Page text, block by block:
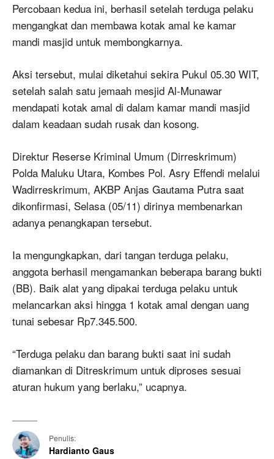
Percobaan kedua ini, berhasil setelah terduga pelaku
mengangkat dan membawa kotak amal ke kamar
mandi masjid untuk membongkarnya.
Aksi tersebut, mulai diketahui sekira Pukul 05.30 WIT,
setelah salah satu jemaah mesjid Al-Munawar
mendapati kotak amal di dalam kamar mandi masjid
dalam keadaan sudah rusak dan kosong.
Direktur Reserse Kriminal Umum (Dirreskrimum)
Polda Maluku Utara, Kombes Pol. Asry Effendi melalui
Wadirreskrimum, AKBP Anjas Gautama Putra saat
dikonfirmasi, Selasa (05/11) dirinya membenarkan
adanya penangkapan tersebut.
Ia mengungkapkan, dari tangan terduga pelaku,
anggota berhasil mengamankan beberapa barang bukti
(BB). Baik alat yang dipakai terduga pelaku untuk
melancarkan aksi hingga 1 kotak amal dengan uang
tunai sebesar Rp7.345.500.
“Terduga pelaku dan barang bukti saat ini sudah
diamankan di Ditreskrimum untuk diproses sesuai
aturan hukum yang berlaku,” ucapnya.
Penulis:
Hardianto Gaus